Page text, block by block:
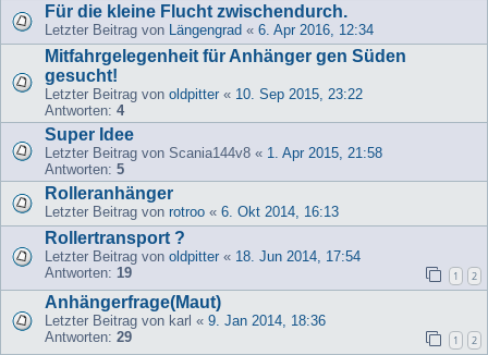
Für die kleine Flucht zwischendurch.
Letzter Beitrag von Längengrad « 6. Apr 2016, 12:34
Mitfahrgelegenheit für Anhänger gen Süden
gesucht!
Letzter Beitrag von oldpitter « 10. Sep 2015, 23:22
Antworten: 4
Super Idee
Letzter Beitrag von Scania144v8 « 1. Apr 2015, 21:58
Antworten: 5
Rolleranhänger
Letzter Beitrag von rotroo « 6. Okt 2014, 16:13
Rollertransport ?
Letzter Beitrag von oldpitter « 18. Jun 2014, 17:54
Antworten: 19 1 2
Anhängerfrage(Maut)
Letzter Beitrag von karl « 9. Jan 2014, 18:36
Antworten: 29 1 2